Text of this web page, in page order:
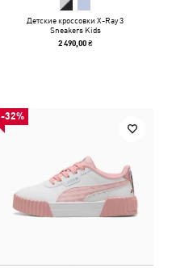
Детские кроссовки X-Ray 3
Sneakers Kids
2 490,00 ₴
-32%